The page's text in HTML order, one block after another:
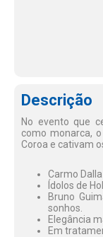
Descrição
No evento que
como monarca,
Coroa e cativam
Carmo
Ídolos de
Bruno
sonhos.
Elegância
Em